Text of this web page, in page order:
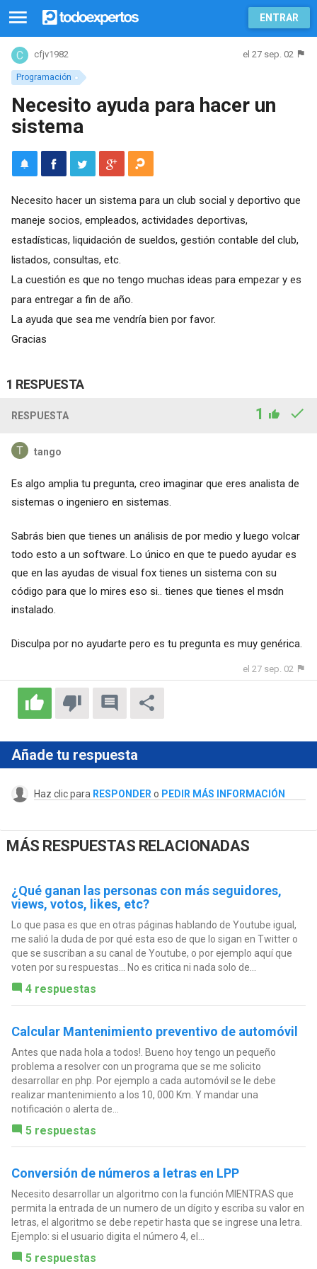
ENTRAR
Programación
cfjv1982 el 27 sep. 02
Necesito ayuda para hacer un
sistema
Necesito hacer un sistema para un club social y deportivo que
maneje socios, empleados, actividades deportivas,
estadísticas, liquidación de sueldos, gestión contable del club,
listados, consultas, etc.
La cuestión es que no tengo muchas ideas para empezar y es
para entregar a fin de año.
La ayuda que sea me vendría bien por favor.
Gracias
1 RESPUESTA
RESPUESTA 1
tango
Es algo amplia tu pregunta, creo imaginar que eres analista de
sistemas o ingeniero en sistemas.
Sabrás bien que tienes un análisis de por medio y luego volcar
todo esto a un software. Lo único en que te puedo ayudar es
que en las ayudas de visual fox tienes un sistema con su
código para que lo mires eso si.. tienes que tienes el msdn
instalado.
Disculpa por no ayudarte pero es tu pregunta es muy genérica.
el 27 sep. 02
Añade tu respuesta
Haz clic para RESPONDER o PEDIR MÁS INFORMACIÓN
MÁS RESPUESTAS RELACIONADAS
¿Qué ganan las personas con más seguidores,
views, votos, likes, etc?
Lo que pasa es que en otras páginas hablando de Youtube igual,
me salió la duda de por qué esta eso de que lo sigan en Twitter o
que se suscriban a su canal de Youtube, o por ejemplo aquí que
voten por su respuestas... No es critica ni nada solo de...
4 respuestas
Calcular Mantenimiento preventivo de automóvil
Antes que nada hola a todos!. Bueno hoy tengo un pequeño
problema a resolver con un programa que se me solicito
desarrollar en php. Por ejemplo a cada automóvil se le debe
realizar mantenimiento a los 10, 000 Km. Y mandar una
notificación o alerta de...
5 respuestas
Conversión de números a letras en LPP
Necesito desarrollar un algoritmo con la función MIENTRAS que
permita la entrada de un numero de un dígito y escriba su valor en
letras, el algoritmo se debe repetir hasta que se ingrese una letra.
Ejemplo: si el usuario digita el número 4, el...
5 respuestas